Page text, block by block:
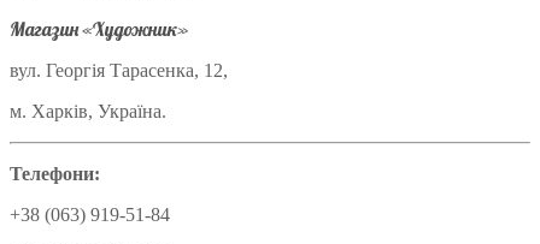
Магазин «Художник»
вул. Георгія Тарасенка, 12,
м. Харків, Україна.
Телефони:
+38 (063) 919-51-84